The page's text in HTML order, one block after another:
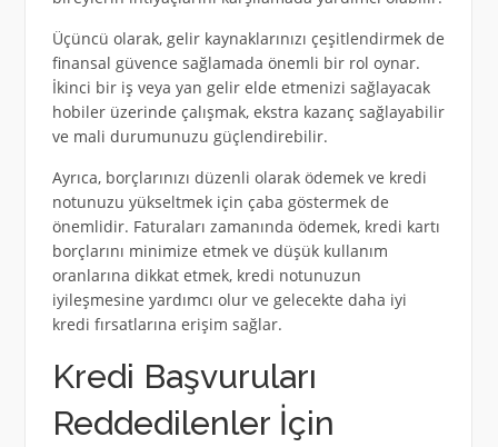
Üçüncü olarak, gelir kaynaklarınızı çeşitlendirmek de
finansal güvence sağlamada önemli bir rol oynar.
İkinci bir iş veya yan gelir elde etmenizi sağlayacak
hobiler üzerinde çalışmak, ekstra kazanç sağlayabilir
ve mali durumunuzu güçlendirebilir.
Ayrıca, borçlarınızı düzenli olarak ödemek ve kredi
notunuzu yükseltmek için çaba göstermek de
önemlidir. Faturaları zamanında ödemek, kredi kartı
borçlarını minimize etmek ve düşük kullanım
oranlarına dikkat etmek, kredi notunuzun
iyileşmesine yardımcı olur ve gelecekte daha iyi
kredi fırsatlarına erişim sağlar.
Kredi Başvuruları
Reddedilenler İçin